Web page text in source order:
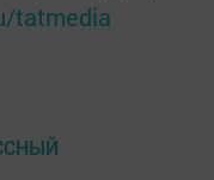
tatmedia